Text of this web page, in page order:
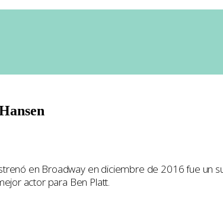
en Broadway en diciembre de 2016 fue
actor para Ben Platt.